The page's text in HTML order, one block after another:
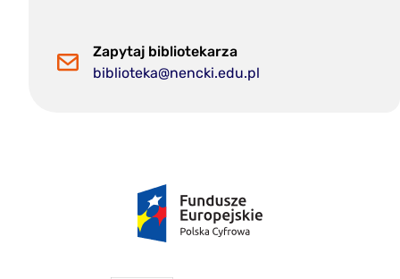
Zapytaj bibliotekarza
biblioteka@nencki.edu.pl